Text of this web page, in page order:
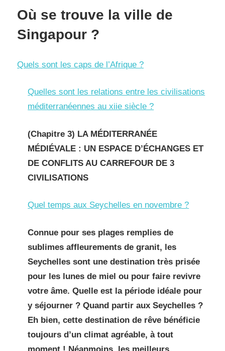
Où se trouve la ville de
Singapour ?
Quels sont les caps de l’Afrique ?
Quelles sont les relations entre les civilisations
méditerranéennes au xiie siècle ?
(Chapitre 3) LA MÉDITERRANÉE
MÉDIÉVALE : UN ESPACE D’ÉCHANGES ET
DE CONFLITS AU CARREFOUR DE 3
CIVILISATIONS
Quel temps aux Seychelles en novembre ?
Connue pour ses plages remplies de
sublimes affleurements de granit, les
Seychelles sont une destination très prisée
pour les lunes de miel ou pour faire revivre
votre âme. Quelle est la période idéale pour
y séjourner ? Quand partir aux Seychelles ?
Eh bien, cette destination de rêve bénéficie
toujours d’un climat agréable, à tout
moment ! Néanmoins, les meilleurs